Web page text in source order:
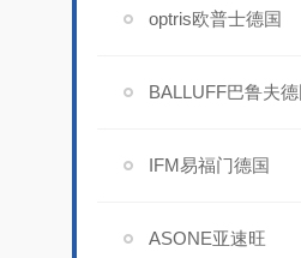
optris欧普士德国
BALLUFF巴鲁夫
IFM易福门德国
ASONE亚速旺